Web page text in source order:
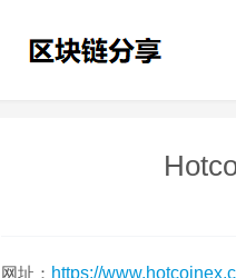
网址： https://